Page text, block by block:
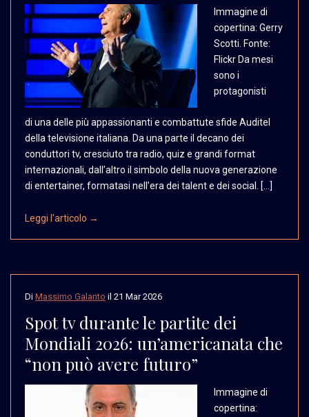
Immagine di
copertina: Gerry
Scotti. Fonte:
Flickr Da mesi
sono i
protagonisti
di una delle più appassionanti e combattute sfide Auditel
della televisione italiana. Da una parte il decano dei
conduttori tv, cresciuto tra radio, quiz e grandi format
internazionali, dall’altro il simbolo della nuova generazione
di entertainer, formatasi nell’era dei talent e dei social. […]
Leggi l'articolo →
Di Massimo Galanto il 21 Mar 2026
Spot tv durante le partite dei
Mondiali 2026: un’americanata che
“non può avere futuro”
Immagine di
copertina: